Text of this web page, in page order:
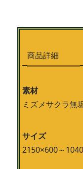
商品詳細
素材
ミズメサクラ無
サイズ
2150×600～